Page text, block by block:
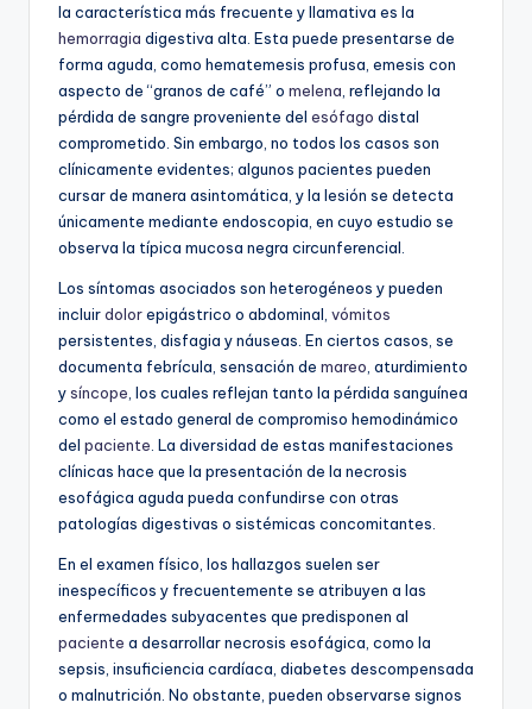
la característica más frecuente y llamativa es la
hemorragia digestiva alta. Esta puede presentarse de
forma aguda, como hematemesis profusa, emesis con
aspecto de “granos de café” o melena , reflejando la
pérdida de sangre proveniente del esófago distal
comprometido. Sin embargo, no todos los casos son
clínicamente evidentes; algunos pacientes pueden
cursar de manera asintomática, y la lesión se detecta
únicamente mediante endoscopia, en cuyo estudio se
observa la típica mucosa negra circunferencial.
Los síntomas asociados son heterogéneos y pueden
incluirdolorepigástrico o abdominal, vómitos
persistentes, disfagia y náuseas. En ciertos casos, se
documenta febrícula, sensación de mareo , aturdimiento
ysíncope , los cuales reflejan tanto la pérdida sanguínea
como el estado general de compromiso hemodinámico
del paciente . La diversidad de estas manifestaciones
clínicas hace que la presentación de la necrosis
esofágica aguda pueda confundirse con otras
patologías digestivas o sistémicas concomitantes.
En el examen físico, los hallazgos suelen ser
inespecíficos y frecuentemente se atribuyen a las
enfermedades subyacentes que predisponen al
paciente a desarrollar necrosis esofágica, como la
sepsis, insuficiencia cardíaca, diabetes descompensada
o malnutrición. No obstante, pueden observarse signos